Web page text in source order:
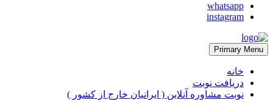
whatsapp
instagram
Primary Menu
خانه
دریافت نوبت
نوبت مشاوره آنلاین ( ایرانیان خارج از کشور )